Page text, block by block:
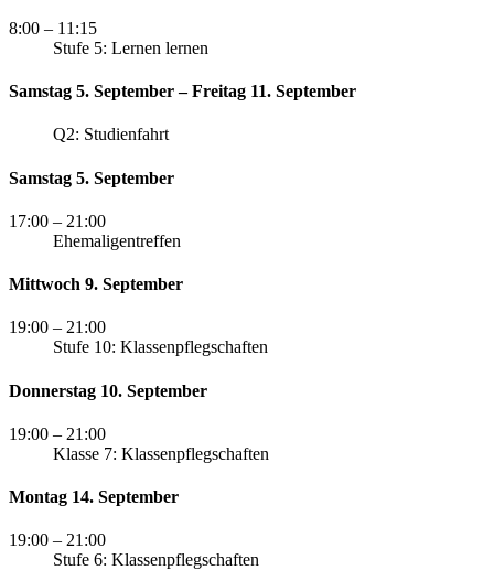
8:00 – 11:15
Stufe 5: Lernen lernen
Samstag 5. September – Freitag 11. September
Q2: Studienfahrt
Samstag 5. September
17:00 – 21:00
Ehemaligentreffen
Mittwoch 9. September
19:00 – 21:00
Stufe 10: Klassenpflegschaften
Donnerstag 10. September
19:00 – 21:00
Klasse 7: Klassenpflegschaften
Montag 14. September
19:00 – 21:00
Stufe 6: Klassenpflegschaften